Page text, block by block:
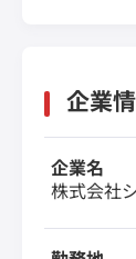
企業
企業名
株式会社